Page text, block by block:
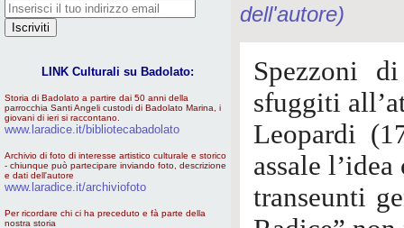
LINK Culturali su Badolato:
Storia di Badolato a partire dai 50 anni della
parrocchia Santi Angeli custodi di Badolato Marina, i
giovani di ieri si raccontano.
www.laradice.it/bibliotecabadolato
Archivio di foto di interesse artistico culturale e storico
- chiunque può partecipare inviando foto, descrizione
e dati dell'autore
www.laradice.it/archiviofoto
Per ricordare chi ci ha preceduto e fà parte della
nostra storia
dell'autore)
Spezzoni
sfuggiti
Leopardi
assale
transeunti